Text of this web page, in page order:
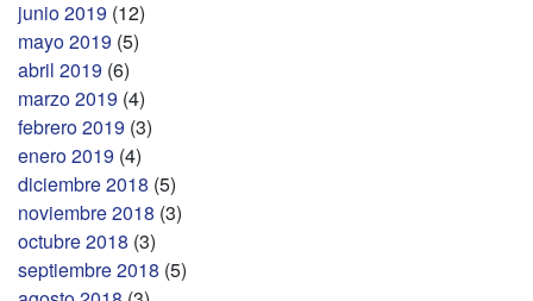
junio 2019 (12)
mayo 2019 (5)
abril 2019 (6)
marzo 2019 (4)
febrero 2019 (3)
enero 2019 (4)
diciembre 2018 (5)
noviembre 2018 (3)
octubre 2018 (3)
septiembre 2018 (5)